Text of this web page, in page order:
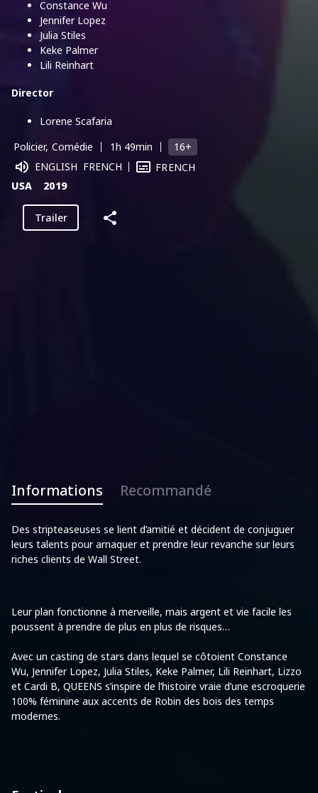
Constance Wu
Jennifer Lopez
Julia Stiles
Keke Palmer
Lili Reinhart
Director
Lorene Scafaria
Policier, Comédie
1h 49min
16+
ENGLISH FRENCH
FRENCH
USA
2019
Trailer
Informations Recommandé
Des stripteaseuses se lient d’amitié et décident de conjuguer
leurs talents pour arnaquer et prendre leur revanche sur leurs
riches clients de Wall Street.
Leur plan fonctionne à merveille, mais argent et vie facile les
poussent à prendre de plus en plus de risques…
Avec un casting de stars dans lequel se côtoient Constance
Wu, Jennifer Lopez, Julia Stiles, Keke Palmer, Lili Reinhart, Lizzo
et Cardi B, QUEENS s’inspire de l’histoire vraie d’une escroquerie
100% féminine aux accents de Robin des bois des temps
modernes.